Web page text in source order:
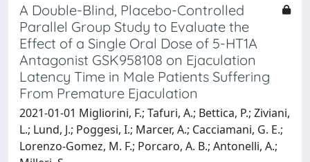
A Double-Blind, Placebo-Controlled
Parallel Group Study to Evaluate the
Effect of a Single Oral Dose of 5-HT1A
Antagonist GSK958108 on Ejaculation
Latency Time in Male Patients Suffering
From Premature Ejaculation
2021-01-01 Migliorini, F.; Tafuri, A.; Bettica, P.; Ziviani,
L.; Lund, J.; Poggesi, I.; Marcer, A.; Cacciamani, G. E.;
Lorenzo-Gomez, M. F.; Porcaro, A. B.; Antonelli, A.;